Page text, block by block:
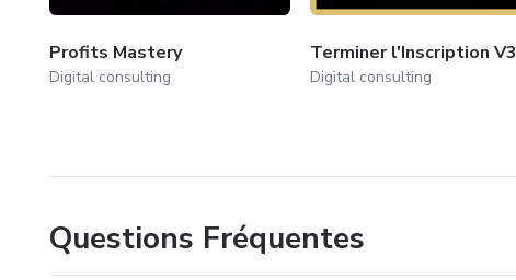
Profits Mastery
Digital consulting
Terminer l'Inscription V3
Digital consulting
Questions Fréquentes